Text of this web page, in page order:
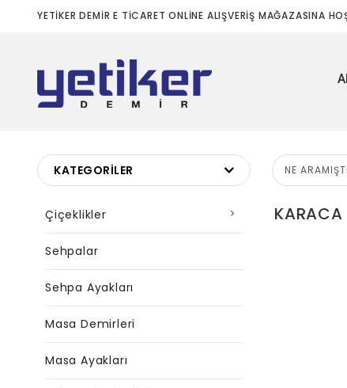
YETİKER DEMİR E TİCARET ONLİNE ALIŞVERİŞ MAĞAZASINA
KATEGORILER
Çiçeklikler
Sehpalar
Sehpa Ayakları
Masa Demirleri
Masa Ayakları
KARACA